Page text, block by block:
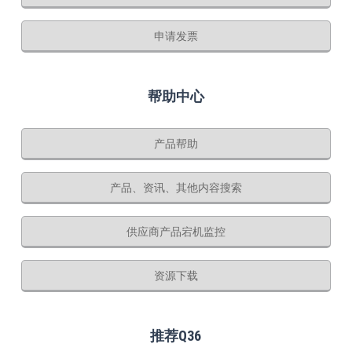
申请发票
帮助中心
产品帮助
产品、资讯、其他内容搜索
供应商产品宕机监控
资源下载
推荐Q36